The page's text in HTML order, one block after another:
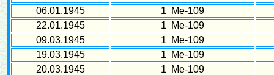
06.01.1945
1 Ме-109
22.01.1945
1 Ме-109
09.03.1945
1 Ме-109
19.03.1945
1 Ме-109
20.03.1945
1 Ме-109